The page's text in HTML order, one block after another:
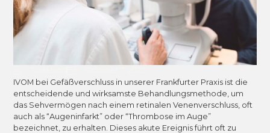
IVOM bei Gefäßverschluss in unserer Frankfurter Praxis ist die
entscheidende und wirksamste Behandlungsmethode, um
das Sehvermögen nach einem retinalen Venenverschluss, oft
auch als “Augeninfarkt” oder “Thrombose im Auge”
bezeichnet, zu erhalten. Dieses akute Ereignis führt oft zu